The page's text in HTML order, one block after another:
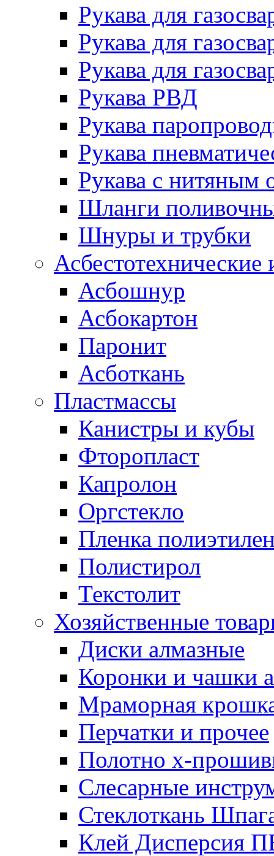
Рукава для
Рукава для
Рукава для
Рукава РВД
Рукава
Рукава
Рукава с нитяным
Шланги
Шнуры и трубки
Асбестотехнические
Асбошнур
Асбокартон
Паронит
Асботкань
Пластмассы
Канистры и кубы
Фторопласт
Капролон
Оргстекло
Пленка
Полистирол
Текстолит
Хозяйственные
Диски алмазные
Коронки и чашки
Мраморная
Перчатки и прочее
Полотно х-
Слесарные
Стеклоткань
Клей Дисперсия